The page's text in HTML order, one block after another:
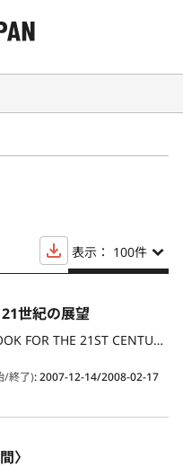
会 1945年以降
表示： 100件
世紀の展望
「THE POWER OF CRAFTS : OUTLOOK FOR THE 21ST CENTURY」
/終了):2007-12-14/2008-02-17
〉